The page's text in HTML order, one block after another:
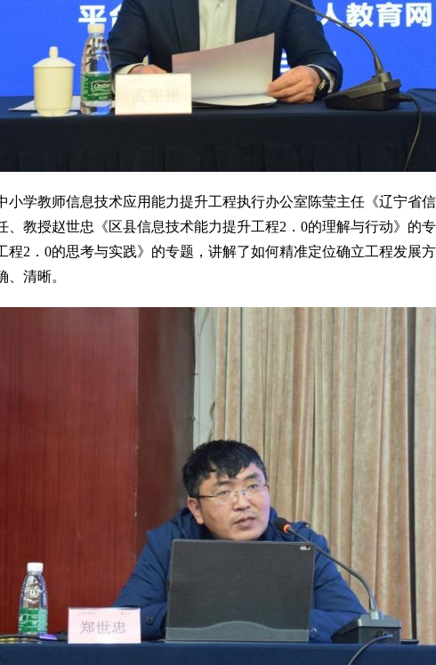
学教师信息技术应用能力提升工程执行办公室陈莹主任《辽宁省
教授赵世忠《区县信息技术能力提升工程2．0的理解与行动》的
2．0的思考与实践》的专题，讲解了如何精准定位确立工程发展
清晰。